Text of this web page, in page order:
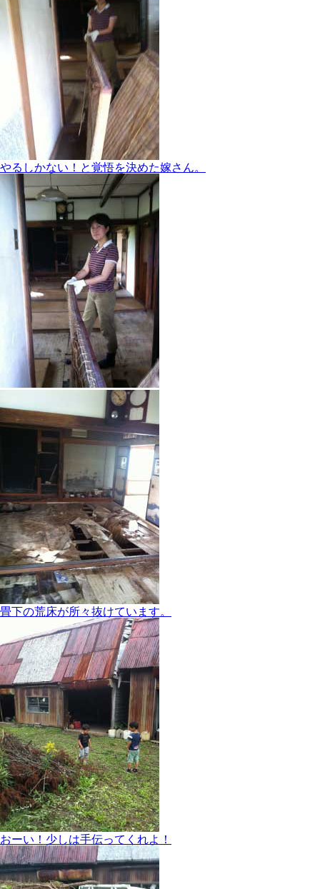
やるしかない！と覚悟を決めた嫁さん。
畳下の荒床が所々抜けています。
おーい！少しは手伝ってくれよ！